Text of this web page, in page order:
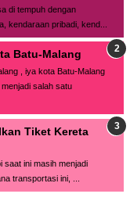
di tempuh dengan
kendaraan pribadi, kend...
Batu-Malang
, iya kota Batu-Malang
salah satu
Tiket Kereta
saat ini masih menjadi
transportasi ini, ...